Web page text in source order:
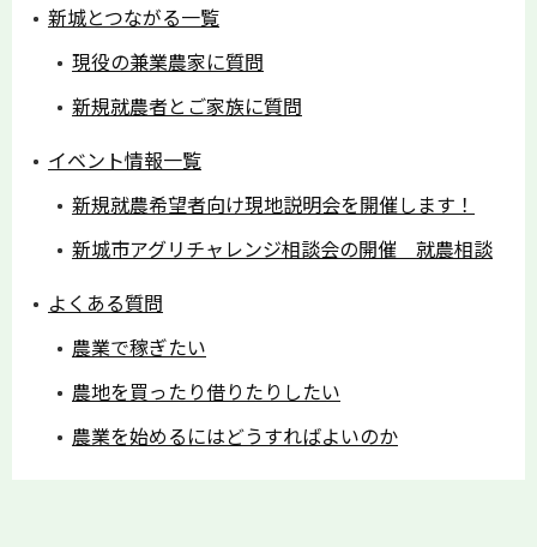
新城とつながる一覧
現役の兼業農家に質問
新規就農者とご家族に質問
イベント情報一覧
新規就農希望者向け現地説明会を開催します！
新城市アグリチャレンジ相談会の開催 就農相談
よくある質問
農業で稼ぎたい
農地を買ったり借りたりしたい
農業を始めるにはどうすればよいのか